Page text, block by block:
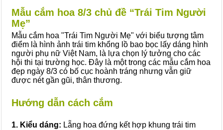
Mẫu cắm hoa 8/3 chủ đề “Trái Tim Người
Mẹ”
Mẫu cắm hoa "Trái Tim Người Mẹ" với biểu tượng tâm
điểm là hình ảnh trái tim khổng lồ bao bọc lấy dáng hình
người phụ nữ Việt Nam, là lựa chọn lý tưởng cho các
hội thi tại trường học. Đây là một trong các mẫu cắm hoa
đẹp ngày 8/3 có bố cục hoành tráng nhưng vẫn giữ
được nét gần gũi, thân thương.
Hướng dẫn cách cắm
1. Kiểu dáng: Lẵng hoa đứng kết hợp khung trái tim